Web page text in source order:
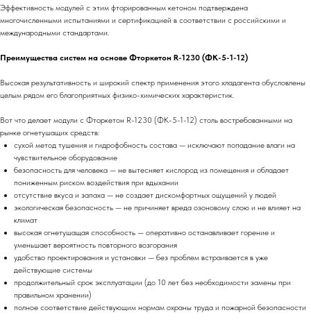
Эффективность модулей с этим фторированным кетоном подтверждена
многочисленными испытаниями и сертификацией в соответствии с российскими и
международными стандартами.
Преимущества систем на основе Фторкетон R-1230 (ФК-5-1-12)
Высокая результативность и широкий спектр применения этого хладагента обусловлены
целым рядом его благоприятных физико-химических характеристик.
Вот что делает модули с Фторкетон R-1230 (ФК-5-1-12) столь востребованными на
рынке огнетушащих средств:
сухой метод тушения и гидрофобность состава — исключают попадание влаги на
чувствительное оборудование
безопасность для человека — не вытесняет кислород из помещения и обладает
пониженным риском воздействия при вдыхании
отсутствие вкуса и запаха — не создает дискомфортных ощущений у людей
экологическая безопасность — не причиняет вреда озоновому слою и не влияет на
климат
высокая огнетушащая способность — оперативно останавливает горение и
уменьшает вероятность повторного возгорания
удобство проектирования и установки — без проблем встраивается в уже
действующие системы
продолжительный срок эксплуатации (до 10 лет без необходимости замены при
правильном хранении)
полное соответствие действующим нормам охраны труда и пожарной безопасности